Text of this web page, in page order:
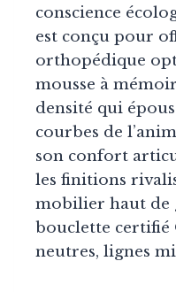
conscience
est conçu pour
orthopédique
mousse à
densité qui
courbes de
son confort
les finitions
mobilier haut de
bouclette certifié
neutres, lignes